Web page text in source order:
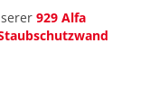
929 Alfa